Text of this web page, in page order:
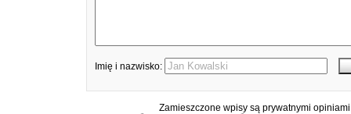
Imię i nazwisko:
Zamieszczone wpisy są prywatnymi